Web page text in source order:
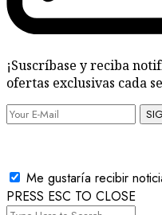
¡Suscríbase y reciba
ofertas exclusivas cada
Me gustaría recibir
PRESS ESC TO CLOSE